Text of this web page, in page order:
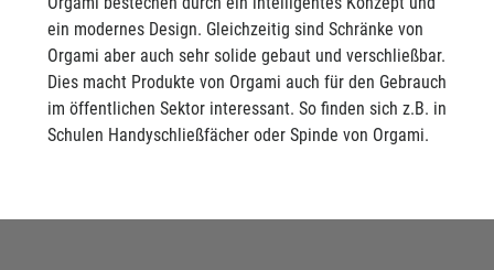
ein modernes Design. Gleichzeitig sind Schränke von
Orgami aber auch sehr solide gebaut und verschließbar.
Dies macht Produkte von Orgami auch für den Gebrauch
im öffentlichen Sektor interessant. So finden sich z.B. in
Schulen Handyschließfächer oder Spinde von Orgami.